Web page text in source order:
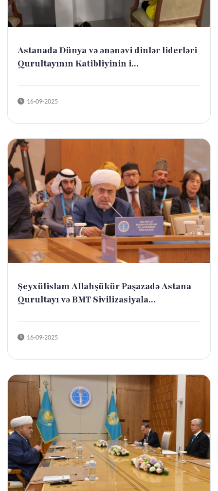
Astanada Dünya və ənənəvi dinlər liderləri
Qurultayının Katibliyinin i...
16-09-2025
Şeyxülislam Allahşükür Paşazadə Astana
Qurultayı və BMT Sivilizasiyala...
16-09-2025